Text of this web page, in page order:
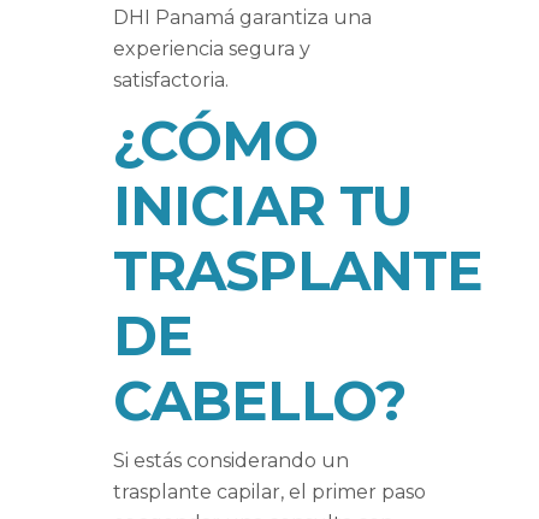
DHI Panamá garantiza una
experiencia segura y
satisfactoria.
¿CÓMO
INICIAR TU
TRASPLANTE
DE
CABELLO?
Si estás considerando un
trasplante capilar, el primer paso